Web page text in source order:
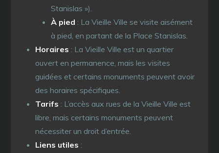
Stanislas »).
À pied : La Vieille Ville se visite aisément
à pied, en partant de la Place Stanislas.
Horaires : La Vieille Ville est un quartier
ouvert en permanence, mais les visites
guidées et certains monuments peuvent avoir
des horaires spécifiques.
Tarifs : L’accès aux rues de la Vieille Ville est
libre, mais certains monuments peuvent
nécessiter un droit d’entrée.
Liens utiles :